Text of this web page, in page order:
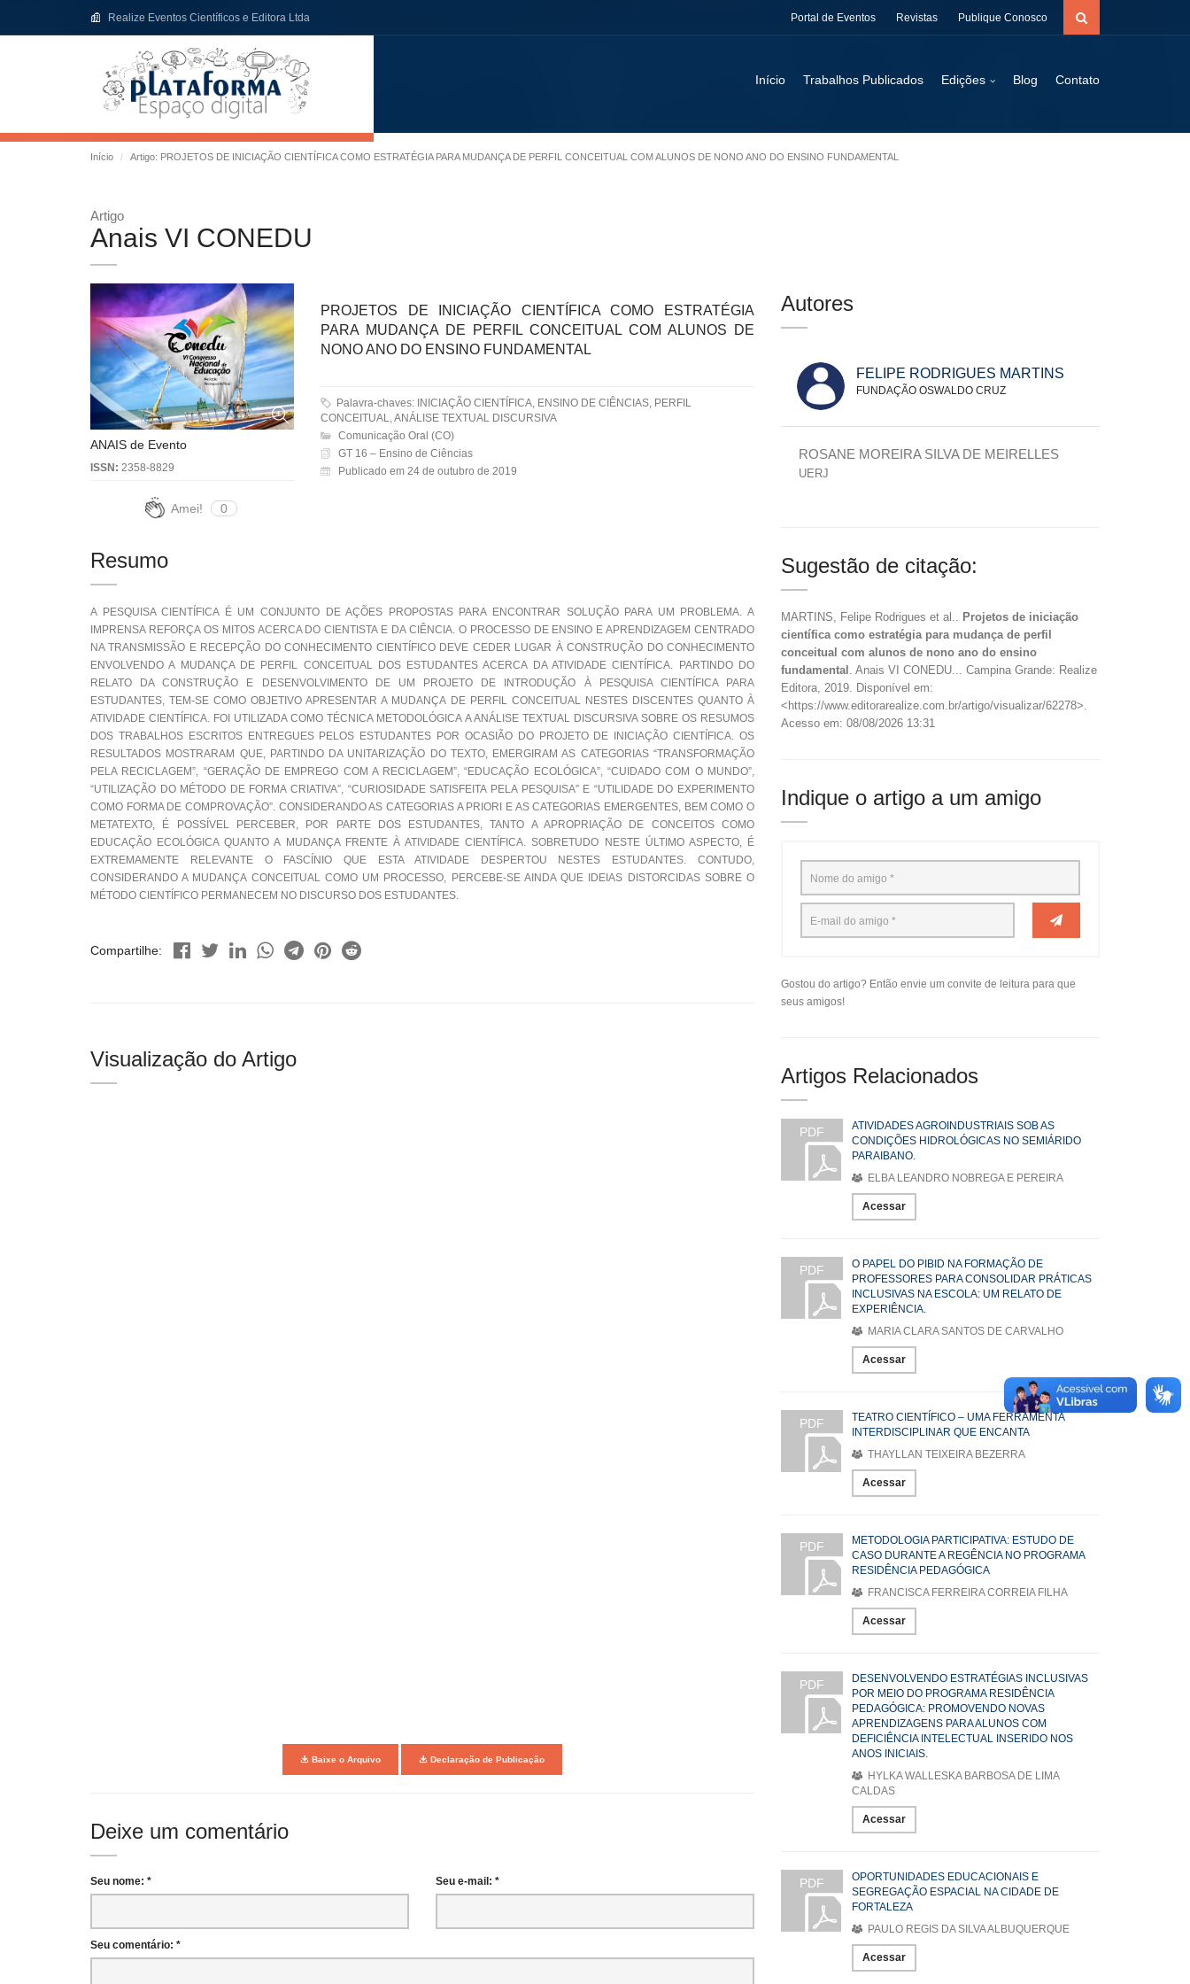
Realize Eventos Científicos e Editora Ltda Portal de Eventos Revistas Publique Conosco
Início Trabalhos Publicados Edições Blog Contato
Início Artigo: PROJETOS DE INICIAÇÃO CIENTÍFICA COMO ESTRATÉGIA PARA MUDANÇA DE PERFIL CONCEITUAL COM ALUNOS DE NONO ANO DO ENSINO FUNDAMENTAL
Artigo
Anais VI CONEDU
ANAIS de Evento
ISSN: 2358-8829
Amei! 0
PROJETOS DE INICIAÇÃO CIENTÍFICA COMO ESTRATÉGIA
PARA MUDANÇA DE PERFIL CONCEITUAL COM ALUNOS DE
NONO ANO DO ENSINO FUNDAMENTAL
Palavra-chaves: INICIAÇÃO CIENTÍFICA, ENSINO DE CIÊNCIAS, PERFIL
CONCEITUAL, ANÁLISE TEXTUAL DISCURSIVA
Comunicação Oral (CO)
GT 16 – Ensino de Ciências
Publicado em 24 de outubro de 2019
Resumo
A PESQUISA CIENTÍFICA É UM CONJUNTO DE AÇÕES PROPOSTAS PARA ENCONTRAR SOLUÇÃO PARA UM PROBLEMA. A
IMPRENSA REFORÇA OS MITOS ACERCA DO CIENTISTA E DA CIÊNCIA. O PROCESSO DE ENSINO E APRENDIZAGEM CENTRADO
NA TRANSMISSÃO E RECEPÇÃO DO CONHECIMENTO CIENTÍFICO DEVE CEDER LUGAR À CONSTRUÇÃO DO CONHECIMENTO
ENVOLVENDO A MUDANÇA DE PERFIL CONCEITUAL DOS ESTUDANTES ACERCA DA ATIVIDADE CIENTÍFICA. PARTINDO DO
RELATO DA CONSTRUÇÃO E DESENVOLVIMENTO DE UM PROJETO DE INTRODUÇÃO À PESQUISA CIENTÍFICA PARA
ESTUDANTES, TEM-SE COMO OBJETIVO APRESENTAR A MUDANÇA DE PERFIL CONCEITUAL NESTES DISCENTES QUANTO À
ATIVIDADE CIENTÍFICA. FOI UTILIZADA COMO TÉCNICA METODOLÓGICA A ANÁLISE TEXTUAL DISCURSIVA SOBRE OS RESUMOS
DOS TRABALHOS ESCRITOS ENTREGUES PELOS ESTUDANTES POR OCASIÃO DO PROJETO DE INICIAÇÃO CIENTÍFICA. OS
RESULTADOS MOSTRARAM QUE, PARTINDO DA UNITARIZAÇÃO DO TEXTO, EMERGIRAM AS CATEGORIAS “TRANSFORMAÇÃO
PELA RECICLAGEM”, “GERAÇÃO DE EMPREGO COM A RECICLAGEM”, “EDUCAÇÃO ECOLÓGICA”, “CUIDADO COM O MUNDO”,
“UTILIZAÇÃO DO MÉTODO DE FORMA CRIATIVA”, “CURIOSIDADE SATISFEITA PELA PESQUISA” E “UTILIDADE DO EXPERIMENTO
COMO FORMA DE COMPROVAÇÃO”. CONSIDERANDO AS CATEGORIAS A PRIORI E AS CATEGORIAS EMERGENTES, BEM COMO O
METATEXTO, É POSSÍVEL PERCEBER, POR PARTE DOS ESTUDANTES, TANTO A APROPRIAÇÃO DE CONCEITOS COMO
EDUCAÇÃO ECOLÓGICA QUANTO A MUDANÇA FRENTE À ATIVIDADE CIENTÍFICA. SOBRETUDO NESTE ÚLTIMO ASPECTO, É
EXTREMAMENTE RELEVANTE O FASCÍNIO QUE ESTA ATIVIDADE DESPERTOU NESTES ESTUDANTES. CONTUDO,
CONSIDERANDO A MUDANÇA CONCEITUAL COMO UM PROCESSO, PERCEBE-SE AINDA QUE IDEIAS DISTORCIDAS SOBRE O
MÉTODO CIENTÍFICO PERMANECEM NO DISCURSO DOS ESTUDANTES.
Compartilhe:
Visualização do Artigo
Baixe o Arquivo Declaração de Publicação
Deixe um comentário
Seu nome: * Seu e-mail: *
Seu comentário: *
Autores
FELIPE RODRIGUES MARTINS
FUNDAÇÃO OSWALDO CRUZ
ROSANE MOREIRA SILVA DE MEIRELLES
UERJ
Sugestão de citação:
MARTINS, Felipe Rodrigues et al.. Projetos de iniciação
científica como estratégia para mudança de perfil
conceitual com alunos de nono ano do ensino
fundamental . Anais VI CONEDU... Campina Grande: Realize
Editora, 2019. Disponível em:
<https://www.editorarealize.com.br/artigo/visualizar/62278>.
Acesso em: 08/08/2026 13:31
Indique o artigo a um amigo
Gostou do artigo? Então envie um convite de leitura para que
seus amigos!
Artigos Relacionados
PDF
ATIVIDADES AGROINDUSTRIAIS SOB AS
CONDIÇÕES HIDROLÓGICAS NO SEMIÁRIDO
PARAIBANO.
ELBA LEANDRO NOBREGA E PEREIRA
Acessar
PDF
O PAPEL DO PIBID NA FORMAÇÃO DE
PROFESSORES PARA CONSOLIDAR PRÁTICAS
INCLUSIVAS NA ESCOLA: UM RELATO DE
EXPERIÊNCIA.
MARIA CLARA SANTOS DE CARVALHO
Acessar
PDF
TEATRO CIENTÍFICO – UMA FERRAMENTA
INTERDISCIPLINAR QUE ENCANTA
THAYLLAN TEIXEIRA BEZERRA
Acessar
PDF
METODOLOGIA PARTICIPATIVA: ESTUDO DE
CASO DURANTE A REGÊNCIA NO PROGRAMA
RESIDÊNCIA PEDAGÓGICA
FRANCISCA FERREIRA CORREIA FILHA
Acessar
PDF
DESENVOLVENDO ESTRATÉGIAS INCLUSIVAS
POR MEIO DO PROGRAMA RESIDÊNCIA
PEDAGÓGICA: PROMOVENDO NOVAS
APRENDIZAGENS PARA ALUNOS COM
DEFICIÊNCIA INTELECTUAL INSERIDO NOS
ANOS INICIAIS.
HYLKA WALLESKA BARBOSA DE LIMA
CALDAS
Acessar
PDF
OPORTUNIDADES EDUCACIONAIS E
SEGREGAÇÃO ESPACIAL NA CIDADE DE
FORTALEZA
PAULO REGIS DA SILVA ALBUQUERQUE
Acessar